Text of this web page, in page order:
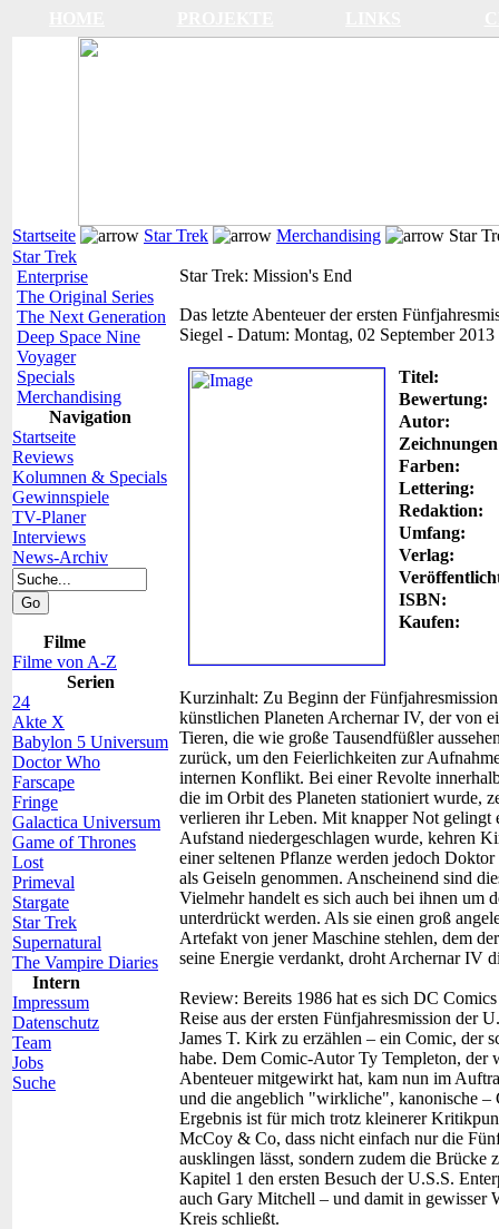
Startseite Star Trek Merchandising
Star
Star Trek
Enterprise
The Original Series
The Next Generation
Deep Space Nine
Voyager
Specials
Merchandising
Navigation
Startseite
Reviews
Kolumnen & Specials
Gewinnspiele
TV-Planer
Interviews
News-Archiv
Filme
Filme von A-Z
Serien
24
Akte X
Babylon 5 Universum
Doctor Who
Farscape
Fringe
Galactica Universum
Game of Thrones
Lost
Primeval
Stargate
Star Trek
Supernatural
The Vampire Diaries
Intern
Impressum
Datenschutz
Team
Jobs
Suche
Star Trek: Mission's End
Das letzte Abenteuer der ersten
Siegel - Datum: Montag, 02 September 2013
Titel:
Bewertung:
Autor:
Farben:
Lettering:
Redaktion:
Umfang:
Verlag:
ISBN:
Kaufen:
Kurzinhalt: Zu Beginn der
künstlichen Planeten Archernar IV, der von
Tieren, die wie große Tausendfüßler
zurück, um den Feierlichkeiten zur
internen Konflikt. Bei einer Revolte
die im Orbit des Planeten stationiert wurde,
verlieren ihr Leben. Mit knapper Not gelingt
Aufstand niedergeschlagen wurde, kehren
einer seltenen Pflanze werden jedoch
als Geiseln genommen. Anscheinend sind
Vielmehr handelt es sich auch bei ihnen um
unterdrückt werden. Als sie einen groß
Artefakt von jener Maschine stehlen, dem
seine Energie verdankt, droht Archernar IV
Review: Bereits 1986 hat es sich DC
Reise aus der ersten Fünfjahresmission der
James T. Kirk zu erzählen – ein Comic, der
habe. Dem Comic-Autor Ty Templeton, der
Abenteuer mitgewirkt hat, kam nun im
und die angeblich "wirkliche", kanonische –
Ergebnis ist für mich trotz kleinerer
McCoy & Co, dass nicht einfach nur die
ausklingen lässt, sondern zudem die
Kapitel 1 den ersten Besuch der U.S.S.
auch Gary Mitchell – und damit in gewisser
Kreis schließt.